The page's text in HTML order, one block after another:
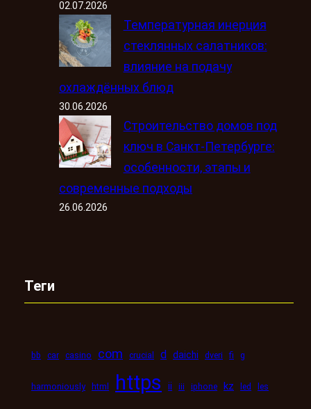
02.07.2026
Температурная инерция
стеклянных салатников:
влияние на подачу
охлаждённых блюд
30.06.2026
Строительство домов под
ключ в Санкт-Петербурге:
особенности, этапы и
современные подходы
26.06.2026
Теги
bb car casino com crucial d daichi dveri fi g
harmoniously html https ii iii iphone kz led les